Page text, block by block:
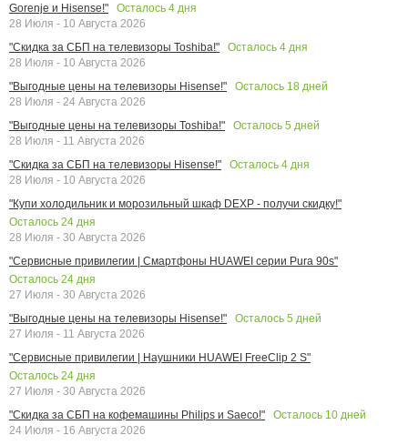
Gorenje и Hisense!"
Осталось 4 дня
28 Июля - 10 Августа 2026
"Скидка за СБП на телевизоры Toshiba!"
Осталось 4 дня
28 Июля - 10 Августа 2026
"Выгодные цены на телевизоры Hisense!"
Осталось 18 дней
28 Июля - 24 Августа 2026
"Выгодные цены на телевизоры Toshiba!"
Осталось 5 дней
28 Июля - 11 Августа 2026
"Скидка за СБП на телевизоры Hisense!"
Осталось 4 дня
28 Июля - 10 Августа 2026
"Купи холодильник и морозильный шкаф DEXP - получи скидку!"
Осталось 24 дня
28 Июля - 30 Августа 2026
"Сервисные привилегии | Смартфоны HUAWEI серии Pura 90s"
Осталось 24 дня
27 Июля - 30 Августа 2026
"Выгодные цены на телевизоры Hisense!"
Осталось 5 дней
27 Июля - 11 Августа 2026
"Сервисные привилегии | Наушники HUAWEI FreeClip 2 S"
Осталось 24 дня
27 Июля - 30 Августа 2026
"Скидка за СБП на кофемашины Philips и Saeco!"
Осталось 10 дней
24 Июля - 16 Августа 2026